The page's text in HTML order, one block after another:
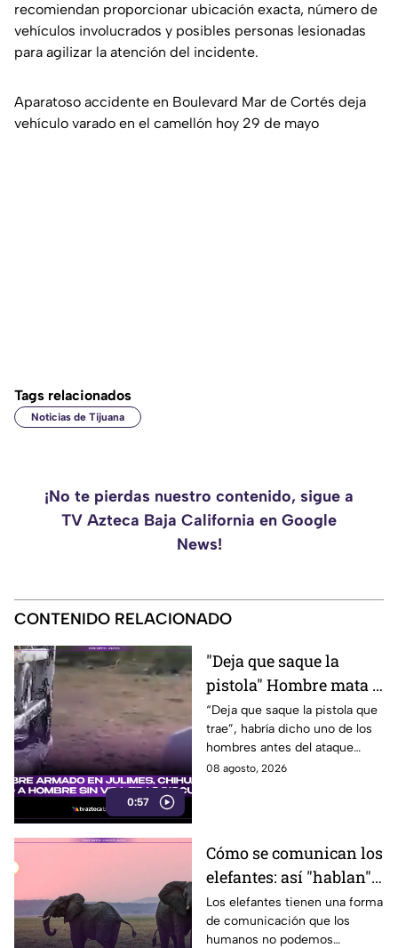
recomiendan proporcionar ubicación exacta, número de
vehículos involucrados y posibles personas lesionadas
para agilizar la atención del incidente.
Aparatoso accidente en Boulevard Mar de Cortés deja
vehículo varado en el camellón hoy 29 de mayo
Tags relacionados
Noticias de Tijuana
¡No te pierdas nuestro contenido, sigue a
TV Azteca Baja California en Google
News!
CONTENIDO RELACIONADO
0:57
"Deja que saque la
pistola" Hombre mata a
padre y hiere a su hijo
por supuestamente
invador un camino
“Deja que saque la pistola que
trae”, habría dicho uno de los
hombres antes del ataque
armado en Julimes, Chihuahua
08 agosto, 2026
Cómo se comunican los
elefantes: así "hablan"
entre ellos
Los elefantes tienen una forma
de comunicación que los
humanos no podemos